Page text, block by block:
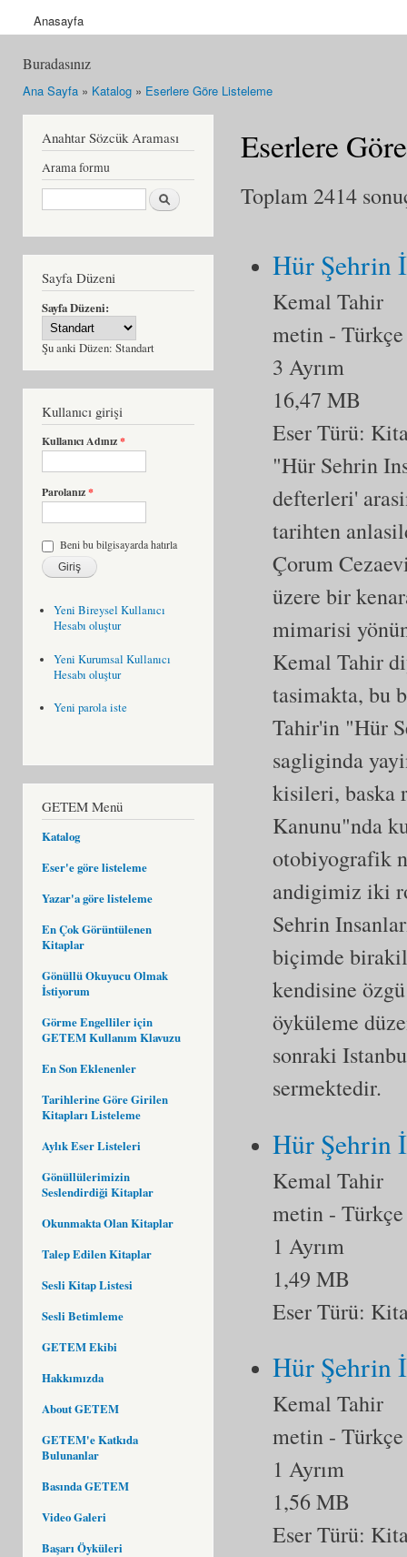
Anasayfa
Buradasınız
Ana Sayfa » Katalog » Eserlere Göre Listeleme
Anahtar Sözcük Araması
Arama formu
Ara
Sayfa Düzeni
Sayfa Düzeni:
Şu anki Düzen: Standart
Kullanıcı girişi
Kullanıcı Adınız*
Parolanız*
Beni bu bilgisayarda hatırla
Yeni Bireysel Kullanıcı
Hesabı oluştur
Yeni Kurumsal Kullanıcı
Hesabı oluştur
Yeni parola iste
GETEM Menü
Katalog
Eser'e göre listeleme
Yazar'a göre listeleme
En Çok Görüntülenen
Kitaplar
Gönüllü Okuyucu Olmak
İstiyorum
Görme Engelliler için
GETEM Kullanım Klavuzu
En Son Eklenenler
Tarihlerine Göre Girilen
Kitapları Listeleme
Aylık Eser Listeleri
Gönüllülerimizin
Seslendirdiği Kitaplar
Okunmakta Olan Kitaplar
Talep Edilen Kitaplar
Sesli Kitap Listesi
Sesli Betimleme
GETEM Ekibi
Hakkımızda
About GETEM
GETEM'e Katkıda
Bulunanlar
Basında GETEM
Video Galeri
Başarı Öyküleri
Eserlere
Toplam 2414
Hür Şehrin
Kemal Tahir
metin - Türkçe
3 Ayrım
16,47 MB
Eser Türü:
"Hür Sehrin
defterleri'
tarihten
Çorum
üzere bir
mimarisi
Kemal Tahir
tasimakta, bu
Tahir'in "Hür
sagliginda
kisileri, baska
Kanunu"nda
otobiyografik
andigimiz iki
Sehrin
biçimde
kendisine
öyküleme
sonraki
sermektedir.
Hür Şehrin
Kemal Tahir
metin - Türkçe
1 Ayrım
1,49 MB
Eser Türü:
Hür Şehrin
Kemal Tahir
metin - Türkçe
1 Ayrım
1,56 MB
Eser Türü: